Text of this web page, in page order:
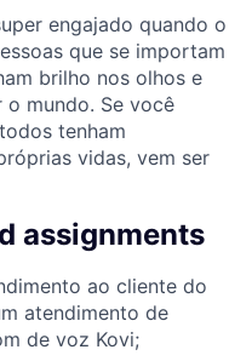
engajado quando o
que se importam
brilho nos olhos e
mundo. Se você
tenham
vidas, vem ser
assignments
ao cliente do
atendimento de
de voz Kovi;